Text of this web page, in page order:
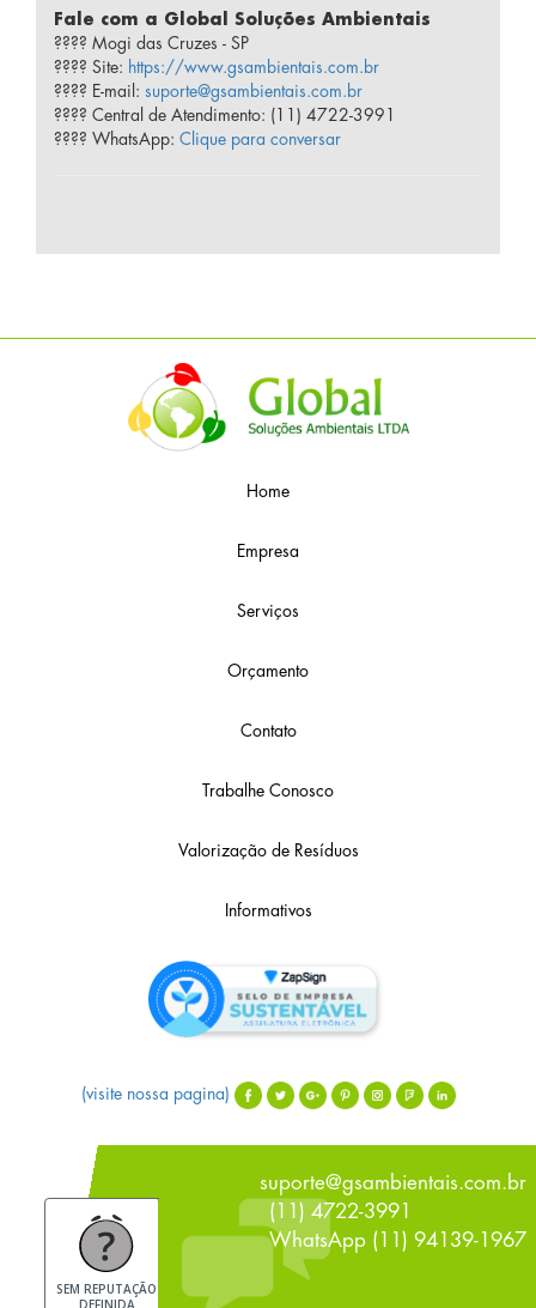
Fale com a Global Soluções Ambientais
???? Mogi das Cruzes - SP
???? Site: https://www.gsambientais.com.br
???? E-mail: suporte@gsambientais.com.br
???? Central de Atendimento: (11) 4722-3991
???? WhatsApp: Clique para conversar
Home
Empresa
Serviços
Orçamento
Contato
Trabalhe Conosco
Valorização de Resíduos
Informativos
(visite nossa pagina)
suporte@gsambientais.com.br
(11) 4722-3991
WhatsApp (11) 94139-1967
SEM REPUTAÇÃO
DEFINIDA